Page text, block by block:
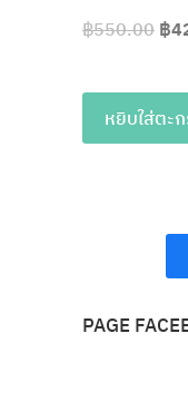
฿550.00 ฿
หยิบใส่ตะก
PAGE